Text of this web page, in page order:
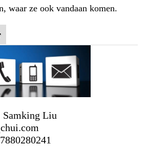
waar ze ook vandaan komen.
Samking Liu